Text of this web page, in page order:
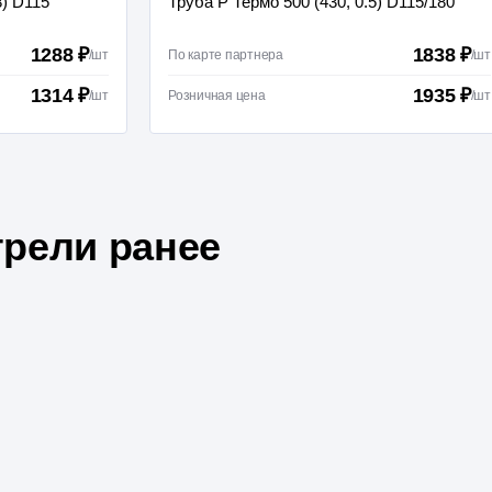
1288 ₽/шт
1314 ₽/шт
По карте партнера 1838 ₽/шт
Розничная цена 1935 ₽/шт
ранее